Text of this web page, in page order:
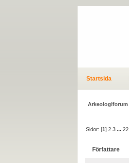
Startsida
Arkeologiforum
Sidor: [1]2 3 ...22
Författare